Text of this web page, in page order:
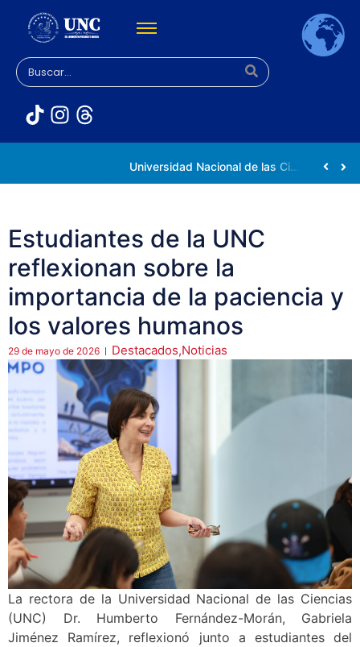
Universidad Nacional de las Ciencias impulsa vocaciones científicas en la Expoferia de Oportunidades de Estudio 2026
Estudiantes de la UNC
reflexionan sobre la
importancia de la paciencia y
los valores humanos
29 de mayo de 2026 Destacados,Noticias
La rectora de la Universidad Nacional de las Ciencias
(UNC) Dr. Humberto Fernández-Morán, Gabriela
Jiménez Ramírez, reflexionó junto a estudiantes del